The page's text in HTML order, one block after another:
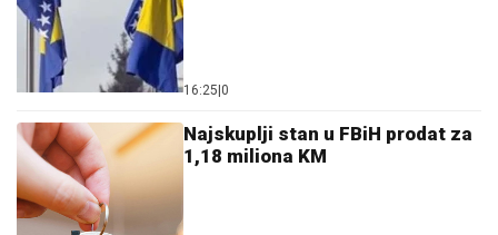
16:25 0
Najskuplji stan u FBiH prodat za
1,18 miliona KM